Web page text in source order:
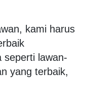
kami harus
seperti lawan-
yang terbaik,